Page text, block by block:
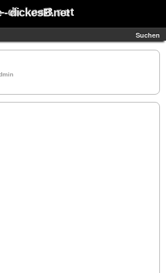
- dickesB.net
Suchen